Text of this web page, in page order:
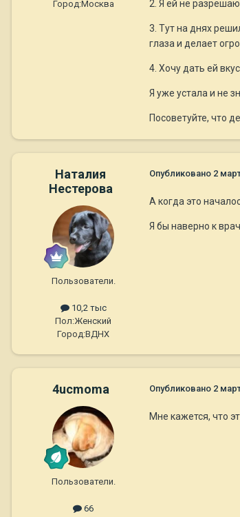
Город:Москва 2. Я ей не
3. Тут на днях
глаза и делает
4. Хочу дать ей
Я уже устала и не
Посоветуйте, что
Наталия
Нестерова
Пользователи.
10,2 тыс
Пол:Женский
Город:ВДНХ
Опубликовано 2
А когда это
Я бы наверно к
4ucmoma
Пользователи.
66
Опубликовано 2
Мне кажется, что